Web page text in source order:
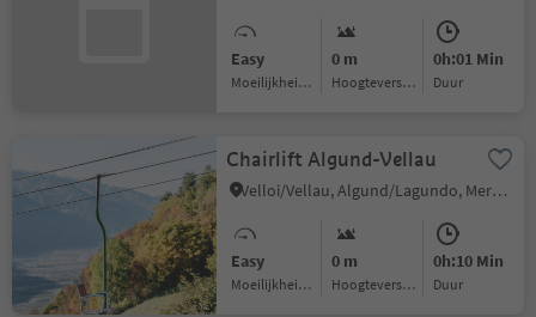
Easy
Moeilijkheidsgraad
0 m
Hoogteverschil
0h:01 Min
Duur
Chairlift Algund-Vellau
Velloi/Vellau, Algund/Lagundo, Meran/Merano and environs
Easy
Moeilijkheidsgraad
0 m
Hoogteverschil
0h:10 Min
Duur